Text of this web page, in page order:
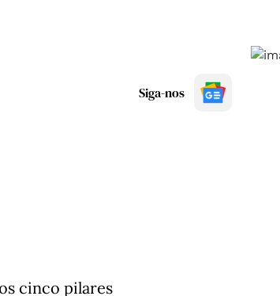
Siga-nos
cinco pilares